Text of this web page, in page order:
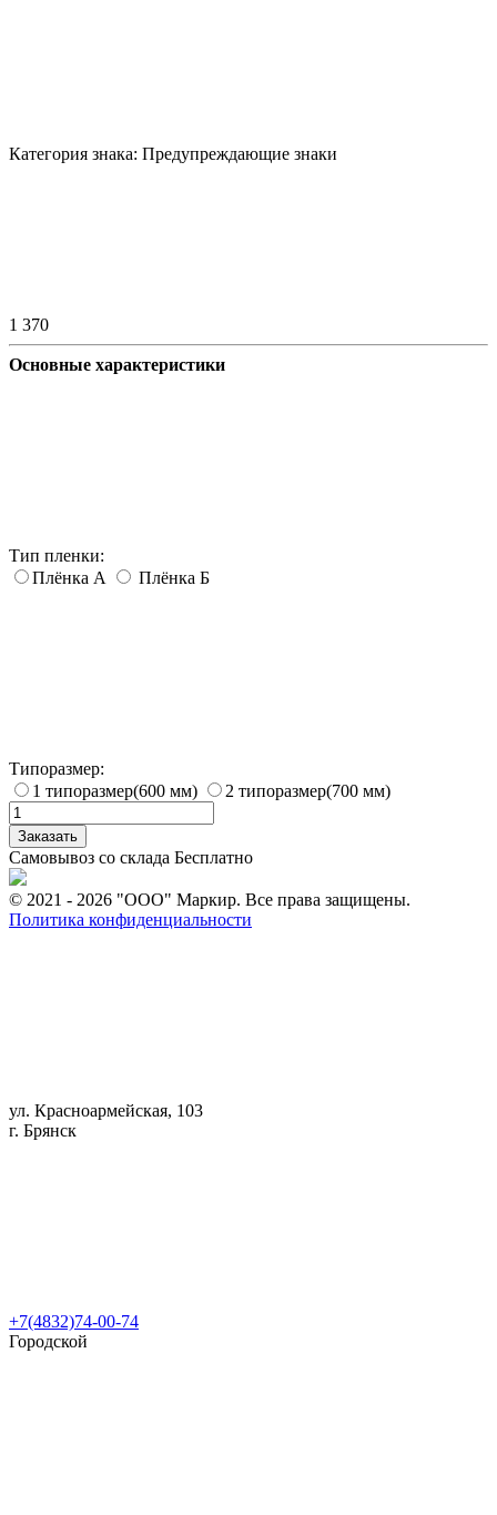
Категория знака: Предупреждающие знаки
1 370
Основные характеристики
Тип пленки:
Плёнка А
Плёнка Б
Типоразмер:
1 типоразмер(600 мм)
2 типоразмер(700 мм)
Заказать
Самовывоз со склада Бесплатно
© 2021 - 2026 "ООО" Маркир. Все права защищены.
Политика конфиденциальности
ул. Красноармейская, 103
г. Брянск
+7(4832)74-00-74
Городской